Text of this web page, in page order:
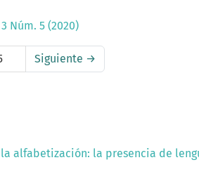
Núm. 5 (2020)
Siguiente →
alfabetización: la presencia de